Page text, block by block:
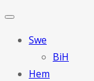
Swe
BiH
Hem